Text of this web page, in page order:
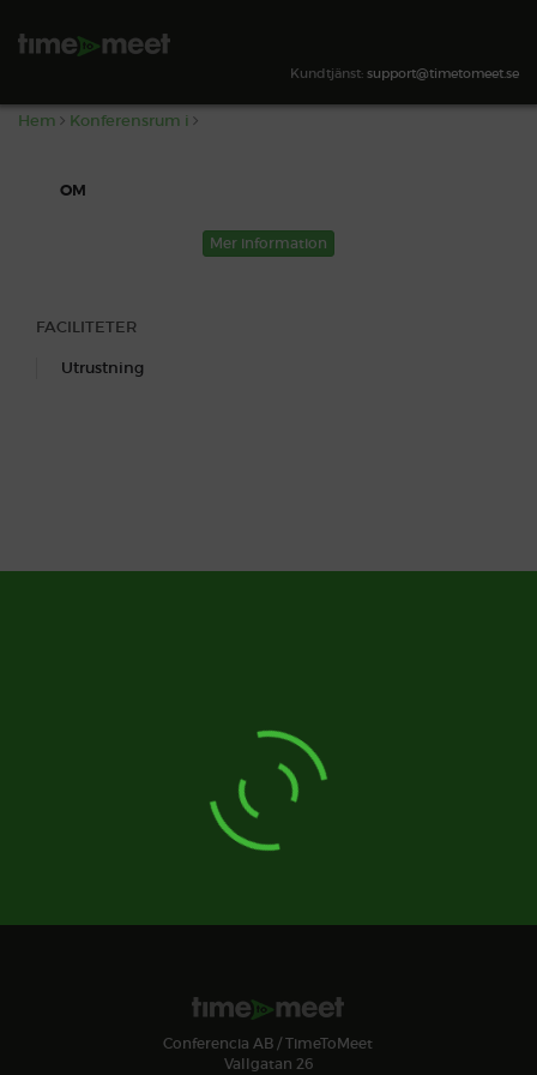
Kundtjänst: support@timetomeet.se
Hem Konferensrum i
OM
Mer information
FACILITETER
Utrustning
Conferencia AB / TimeToMeet
Vallgatan 26